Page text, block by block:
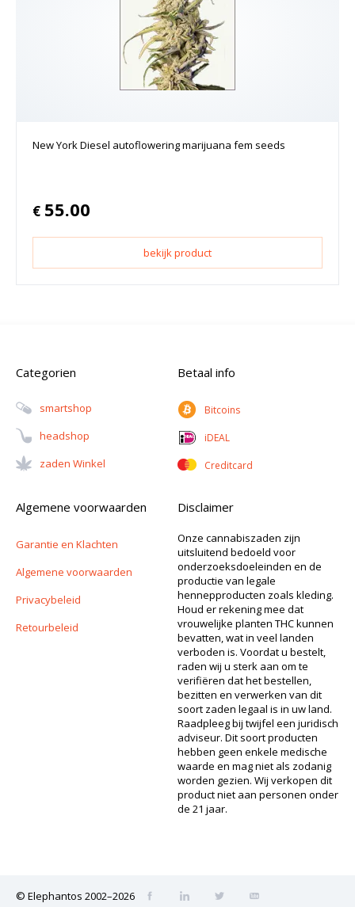
New York Diesel autoflowering marijuana fem seeds
€ 55.00
bekijk product
Categorien
Smartshop
Headshop
Zaden Winkel
Betaal info
Bitcoins
iDEAL
Creditcard
Algemene voorwaarden
Garantie en Klachten
Algemene voorwaarden
Privacybeleid
Retourbeleid
Disclaimer
Onze cannabiszaden zijn
uitsluitend bedoeld voor
onderzoeksdoeleinden en de
productie van legale
hennepproducten zoals kleding.
Houd er rekening mee dat
vrouwelijke planten THC kunnen
bevatten, wat in veel landen
verboden is. Voordat u bestelt,
raden wij u sterk aan om te
verifiëren dat het bestellen,
bezitten en verwerken van dit
soort zaden legaal is in uw land.
Raadpleeg bij twijfel een juridisch
adviseur. Dit soort producten
hebben geen enkele medische
waarde en mag niet als zodanig
worden gezien. Wij verkopen dit
product niet aan personen onder
de 21 jaar.
© Elephantos 2002–2026